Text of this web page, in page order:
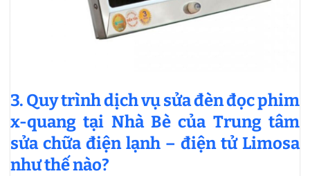
3. Quy trình dịch vụ sửa đèn đọc phim
x-quang tại Nhà Bè của Trung tâm
sửa chữa điện lạnh – điện tử Limosa
như thế nào?